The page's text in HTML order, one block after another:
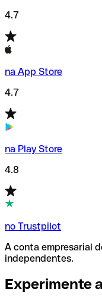
4.7
na App Store
4.7
na Play Store
4.8
no Trustpilot
A conta empresarial
independentes.
Experimente